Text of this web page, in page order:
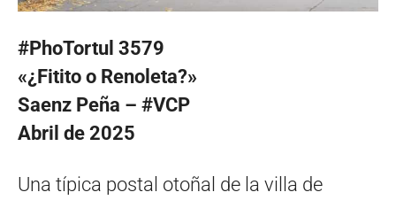
#PhoTortul 3579
«¿Fitito o Renoleta?»
Saenz Peña – #VCP
Abril de 2025
Una típica postal otoñal de la villa de